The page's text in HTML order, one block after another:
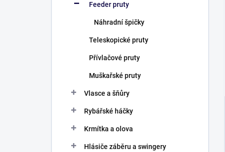
Feeder pruty
Náhradní špičky
Teleskopické pruty
Přívlačové pruty
Muškařské pruty
Vlasce a šňůry
Rybářské háčky
Krmítka a olova
Hlásiče záběru a swingery